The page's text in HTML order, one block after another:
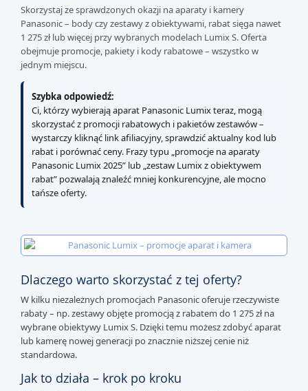
Skorzystaj ze sprawdzonych okazji na aparaty i kamery
Panasonic – body czy zestawy z obiektywami, rabat sięga nawet
1 275 zł lub więcej przy wybranych modelach Lumix S. Oferta
obejmuje promocje, pakiety i kody rabatowe – wszystko w
jednym miejscu.
Szybka odpowiedź:
Ci, którzy wybierają aparat Panasonic Lumix teraz, mogą
skorzystać z promocji rabatowych i pakietów zestawów –
wystarczy kliknąć link afiliacyjny, sprawdzić aktualny kod lub
rabat i porównać ceny. Frazy typu „promocje na aparaty
Panasonic Lumix 2025” lub „zestaw Lumix z obiektywem
rabat” pozwalają znaleźć mniej konkurencyjne, ale mocno
tańsze oferty.
Dlaczego warto skorzystać z tej oferty?
W kilku niezależnych promocjach Panasonic oferuje rzeczywiste
rabaty – np. zestawy objęte promocją z rabatem do 1 275 zł na
wybrane obiektywy Lumix S. Dzięki temu możesz zdobyć aparat
lub kamerę nowej generacji po znacznie niższej cenie niż
standardowa.
Jak to działa – krok po kroku